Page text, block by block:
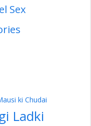
Sex
ki Chudai
Ladki